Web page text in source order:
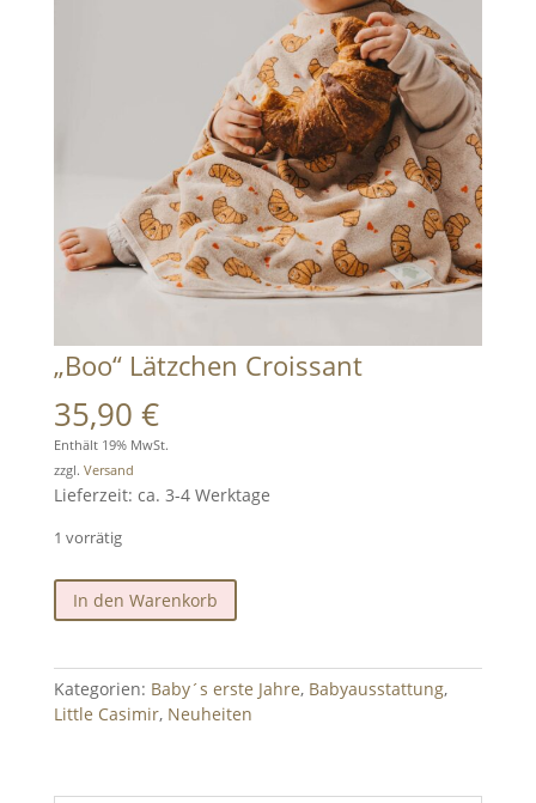
„Boo“ Lätzchen Croissant
35,90 €
Enthält 19% MwSt.
zzgl. Versand
Lieferzeit: ca. 3-4 Werktage
1 vorrätig
"Boo"
Lätzchen
Menge
In den Warenkorb
Kategorien: Baby´s erste Jahre, Babyausstattung,
Little Casimir, Neuheiten